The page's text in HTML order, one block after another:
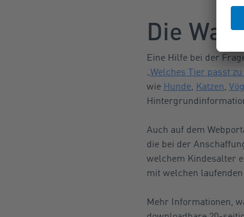
Die
Eine Hilfe bei der
„Welches Tier passt
wie Hunde, Katzen,
Auch auf dem
die bei der
welchem Kindesalter
mit welchen
Mehr Informationen,